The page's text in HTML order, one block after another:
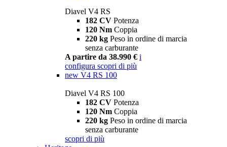
Diavel V4 RS
182 CV Potenza
120 Nm Coppia
220 kg Peso in ordine di marcia
senza carburante
A partire da 38.990 € i
configura scopri di più
new V4 RS 100
Diavel V4 RS 100
182 CV Potenza
120 Nm Coppia
220 kg Peso in ordine di marcia
senza carburante
scopri di più